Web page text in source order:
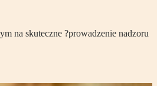
na skuteczne ?prowadzenie nadzoru